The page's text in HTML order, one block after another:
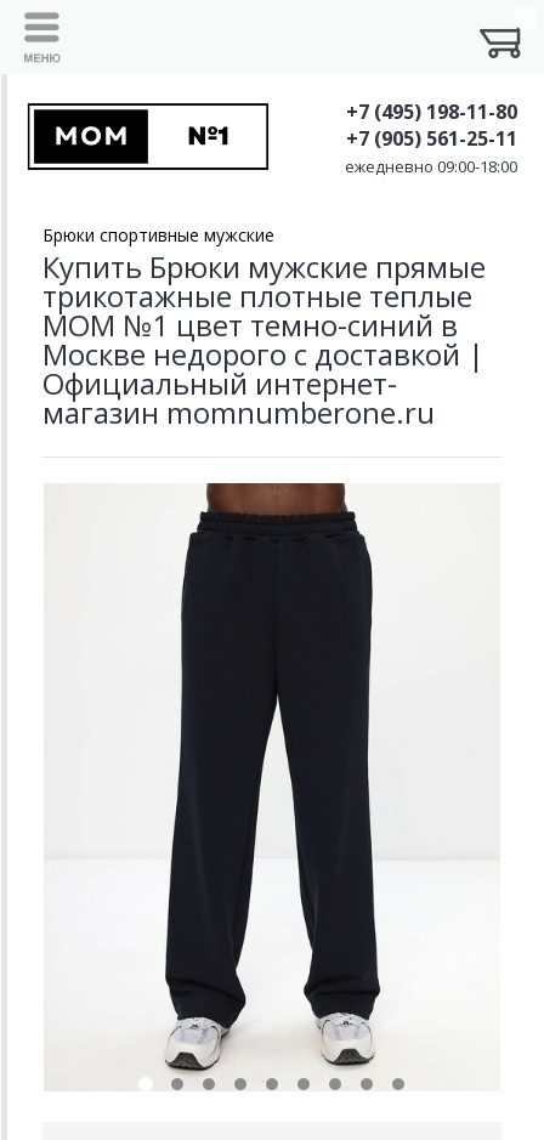
+7 (495) 198-11-80
+7 (905) 561-25-11
ежедневно 09:00-18:00
Брюки спортивные мужские
Купить Брюки мужские прямые
трикотажные плотные теплые
MOM №1 цвет темно-синий в
Москве недорого с доставкой |
Официальный интернет-
магазин momnumberone.ru